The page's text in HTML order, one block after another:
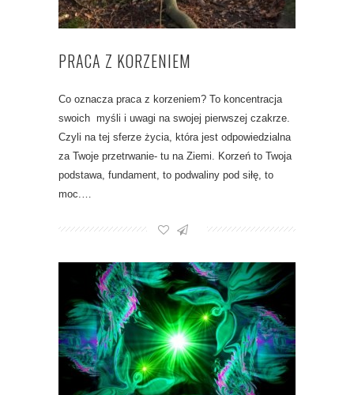
PRACA Z KORZENIEM
Co oznacza praca z korzeniem? To koncentracja
swoich myśli i uwagi na swojej pierwszej czakrze.
Czyli na tej sferze życia, która jest odpowiedzialna
za Twoje przetrwanie- tu na Ziemi. Korzeń to Twoja
podstawa, fundament, to podwaliny pod siłę, to
moc.…